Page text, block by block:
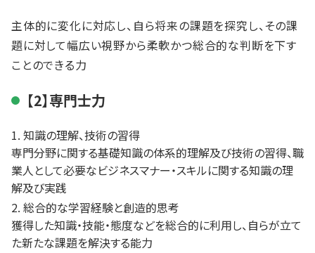
主体的に変化に対応し、自ら将来の課題を探究し、その課
題に対して幅広い視野から柔軟かつ総合的な判断を下す
ことのできる力
【2】専門士力
知識の理解、技術の習得
専門分野に関する基礎知識の体系的理解及び技術の習得、職
業人として必要なビジネスマナー・スキルに関する知識の理
解及び実践
総合的な学習経験と創造的思考
獲得した知識・技能・態度などを総合的に利用し、自らが立て
た新たな課題を解決する能力